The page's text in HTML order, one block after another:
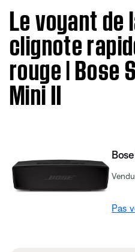
Le voyant de
clignote
rouge | Bose
Mini II
Pas